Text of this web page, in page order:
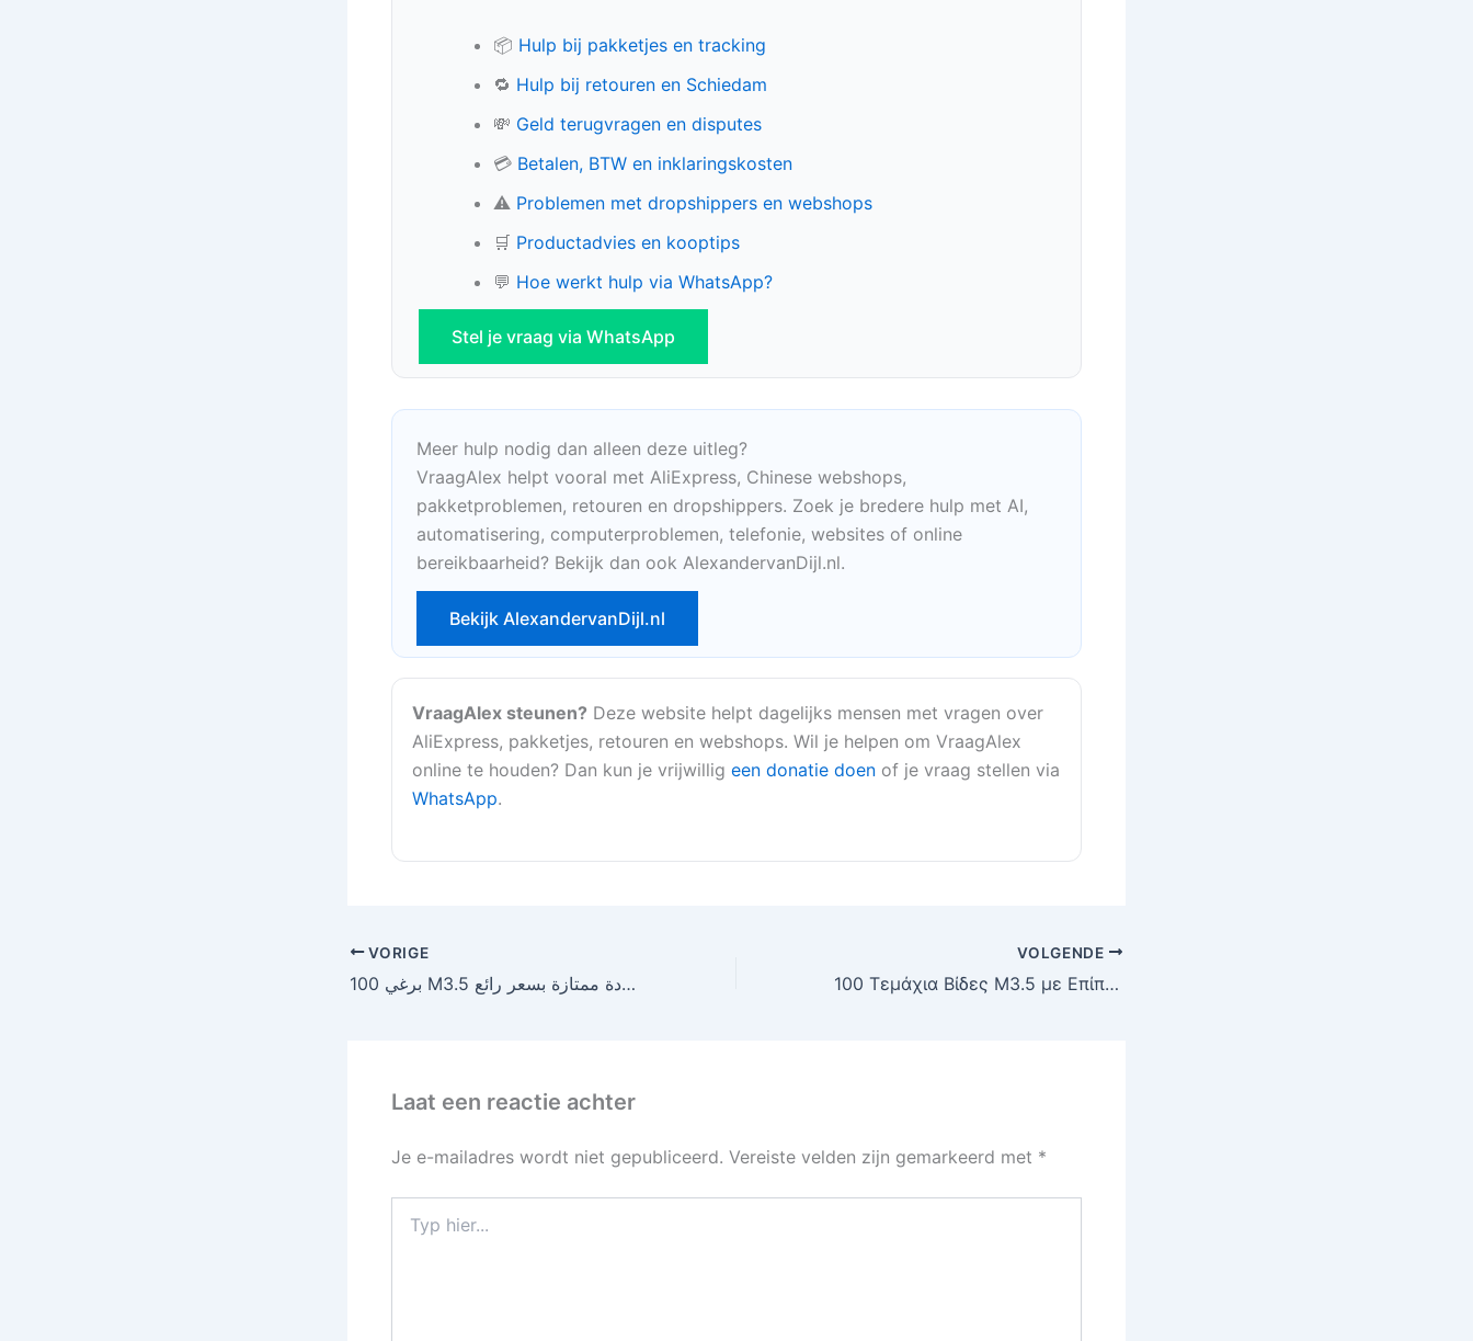
📦 Hulp bij pakketjes en tracking
🔁 Hulp bij retouren en Schiedam
💸 Geld terugvragen en disputes
💳 Betalen, BTW en inklaringskosten
⚠️ Problemen met dropshippers en webshops
🛒 Productadvies en kooptips
💬 Hoe werkt hulp via WhatsApp?
Stel je vraag via WhatsApp
Meer hulp nodig dan alleen deze uitleg?
VraagAlex helpt vooral met AliExpress, Chinese webshops,
pakketproblemen, retouren en dropshippers. Zoek je bredere hulp met AI,
automatisering, computerproblemen, telefonie, websites of online
bereikbaarheid? Bekijk dan ook AlexandervanDijl.nl.
Bekijk AlexandervanDijl.nl
VraagAlex steunen? Deze website helpt dagelijks mensen met vragen over
AliExpress, pakketjes, retouren en webshops. Wil je helpen om VraagAlex
online te houden? Dan kun je vrijwillig een donatie doen of je vraag stellen via
WhatsApp.
VORIGE
100 برغي M3.5 برأس مسطح للخشب والجبس – جودة ممتازة بسعر رائع
VOLGENDE
100 Τεμάχια Βίδες M3.5 με Επίπεδη Κεφαλή για Ξύλο & Γυψοσανίδα – Ποιοτική Κατασκευή σε Χαμηλή Τιμή
Laat een reactie achter
Je e-mailadres wordt niet gepubliceerd. Vereiste velden zijn gemarkeerd met *
hier...